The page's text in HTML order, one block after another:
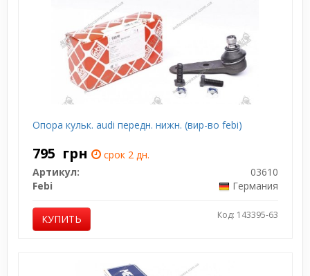
Опора кульк. audi передн. нижн. (вир-во febi)
795 грн
срок 2 дн.
Артикул:
03610
Febi
Германия
КУПИТЬ Код: 143395-63